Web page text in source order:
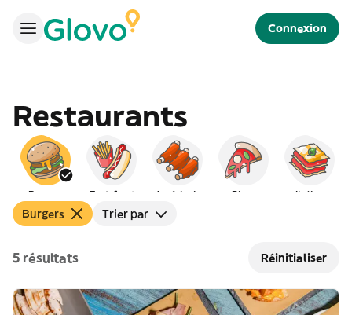
Connexion
Restaurants
Burgers Fast-food Américain Pizza Italien
Burgers Trier par
5 résultats Réinitialiser